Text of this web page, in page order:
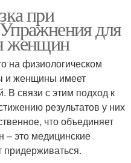
при
для
женщин
на физиологическом
и женщины имеет
В связи с этим подход к
результатов у них
что объединяет
это медицинские
придерживаться.